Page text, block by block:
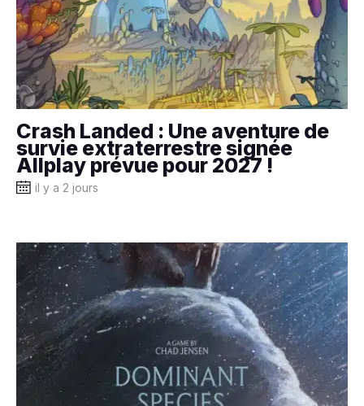
Crash Landed : Une aventure de
survie extraterrestre signée
Allplay prévue pour 2027 !
il y a 2 jours